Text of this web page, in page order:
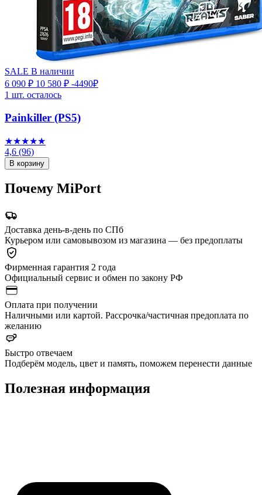
SALE В наличии
6 090 ₽ 10 580 ₽ -4490₽
1 шт. осталось
Painkiller (PS5)
★★★★★
4,6 (96)
В корзину
Почему MiPort
Доставка день-в-день по СПб
Курьером или самовывозом из магазина — без предоплаты
Фирменная гарантия 2 года
Официальный сервис и обмен по закону РФ
Оплата при получении
Наличными или картой. Рассрочка/частичная предоплата по
желанию
Быстро отвечаем
Подберём модель, цвет и память, поможем перенести данные
Полезная информация